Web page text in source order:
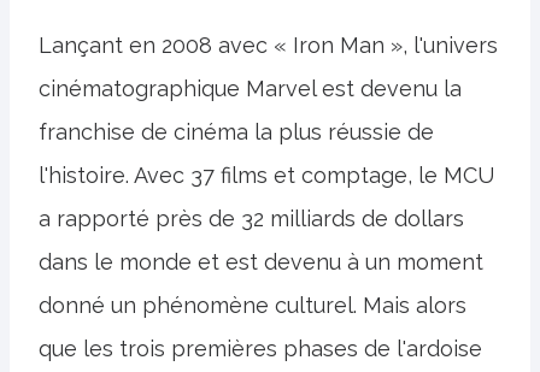
Lançant en 2008 avec « Iron Man », l'univers
cinématographique Marvel est devenu la
franchise de cinéma la plus réussie de
l'histoire. Avec 37 films et comptage, le MCU
a rapporté près de 32 milliards de dollars
dans le monde et est devenu à un moment
donné un phénomène culturel. Mais alors
que les trois premières phases de l'ardoise